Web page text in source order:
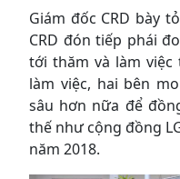
Giám đốc CRD bày
CRD đón tiếp phái
tới thăm và làm việc
làm việc, hai bên
sâu hơn nữa để
thế như cộng đồng
năm 2018.